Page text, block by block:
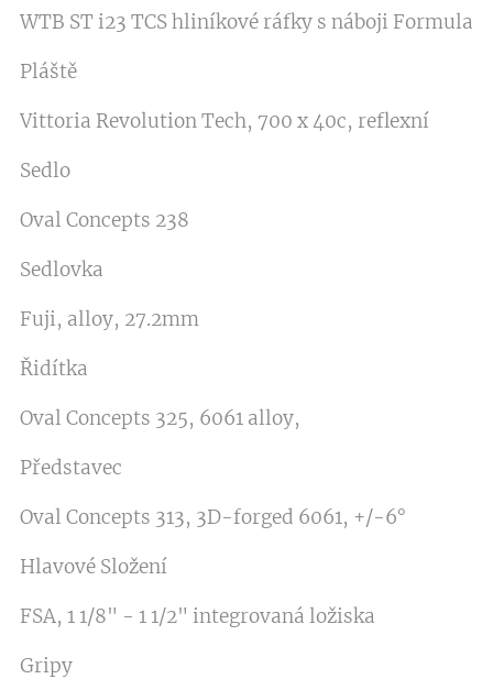
WTB ST i23 TCS hliníkové ráfky s náboji Formula
Pláště
Vittoria Revolution Tech, 700 x 40c, reflexní
Sedlo
Oval Concepts 238
Sedlovka
Fuji, alloy, 27.2mm
Řidítka
Oval Concepts 325, 6061 alloy,
Představec
Oval Concepts 313, 3D-forged 6061, +/-6°
Hlavové Složení
FSA, 1 1/8" - 1 1/2" integrovaná ložiska
Gripy